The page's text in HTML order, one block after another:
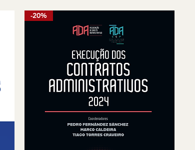
-20%